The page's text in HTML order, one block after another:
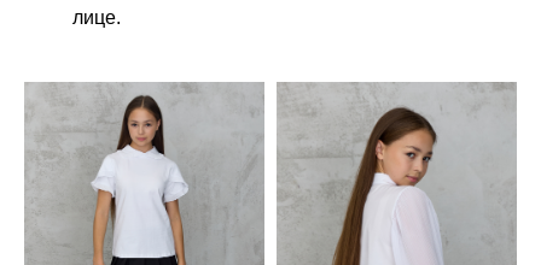
лице.